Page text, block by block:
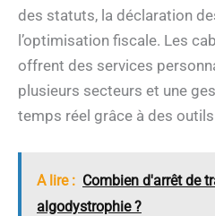
des statuts, la déclaration
l’optimisation fiscale. Les
offrent des services
plusieurs secteurs et une
temps réel grâce à des
A lire : Combien d'arrêt de
algodystrophie ?